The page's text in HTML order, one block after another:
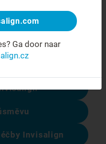
ale ostatní
Invisalign
Ga door naar